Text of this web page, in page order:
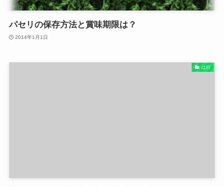
パセリの保存方法と賞味期限は？
2014年1月1日
は行